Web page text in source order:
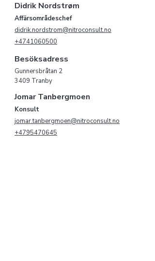
Didrik Nordstrøm
Affärsområdeschef
didrik.nordstrom@nitroconsult.no
+4741060500
Besöksadress
Gunnersbråtan 2
3409 Tranby
Jomar Tanbergmoen
Konsult
jomar.tanbergmoen@nitroconsult.no
+4795470645